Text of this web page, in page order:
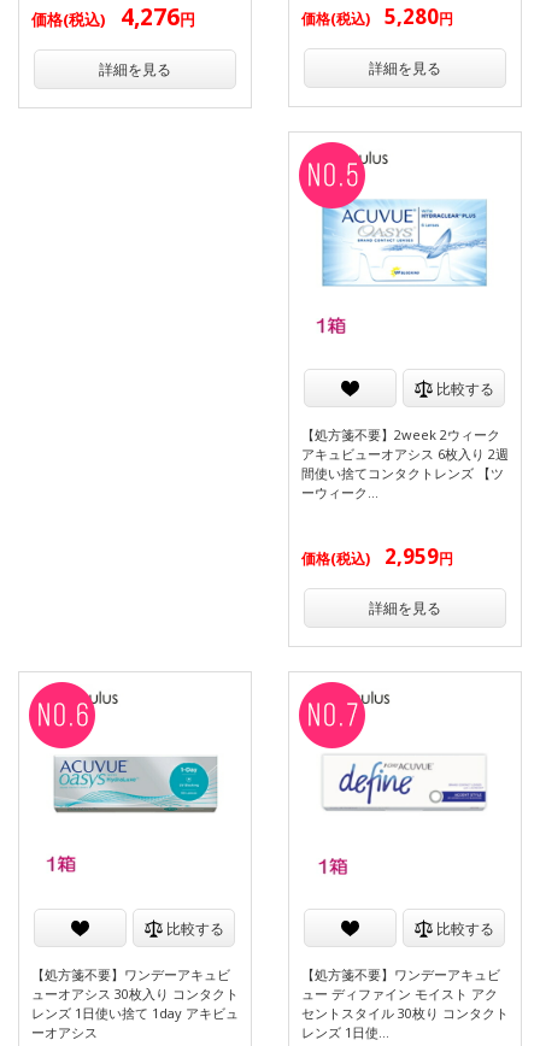
価格(税込) 4,276円
詳細を見る
価格(税込) 5,280円
詳細を見る
比較する
【処方箋不要】2week 2ウィーク
アキュビューオアシス 6枚入り 2週
間使い捨てコンタクトレンズ 【ツ
ーウィーク…
価格(税込) 2,959円
詳細を見る
比較する
【処方箋不要】ワンデーアキュビ
ューオアシス 30枚入り コンタクト
レンズ 1日使い捨て 1day アキビュ
ーオアシス
比較する
【処方箋不要】ワンデーアキュビ
ュー ディファイン モイスト アク
セントスタイル 30枚り コンタクト
レンズ 1日使…